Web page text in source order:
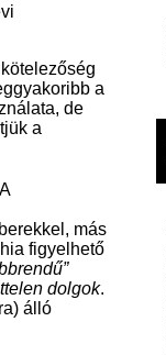
kötelezőség
a
de
a
más
figyelhető
dolgok.
álló